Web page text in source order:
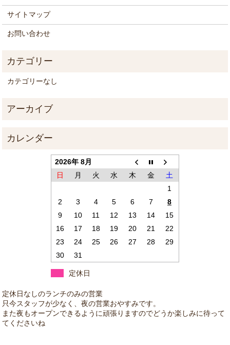
サイトマップ
お問い合わせ
カテゴリーなし
2026年 8月
日
月 火 水 木 金
土
1
2
3 4 5 6 7
8
9
10 11 12 13 14
15
16
17 18 19 20 21
22
23
24 25 26 27 28
29
30
31
定休日